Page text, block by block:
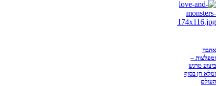
אהבה
ומפלצות –
ביצוע מרגש
ומלא חן בסוף
העולם